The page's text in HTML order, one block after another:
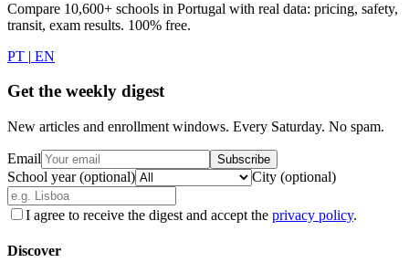
Compare 10,600+ schools in Portugal with real data: pricing, safety,
transit, exam results. 100% free.
PT | EN
Get the weekly digest
New articles and enrollment windows. Every Saturday. No spam.
Email Subscribe
School year (optional) City (optional)
I agree to receive the digest and accept the privacy policy.
Discover